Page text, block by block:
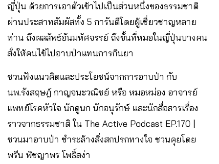
ญี่ปุ่น ด้วยการเอาตัวเข้าไปเป็นส่วนหนึ่งของธรรมชาติ
ผ่านประสาทสัมผัสทั้ง 5 การันตีโดยผู้เชี่ยวชาญหลาย
ท่าน ถึงผลลัพธ์อันมหัศจรรย์ ถึงขั้นที่หมอในญี่ปุ่นบางคน
สั่งให้คนไข้ไปอาบป่าแทนการกินยา
ชวนฟังแนวคิดและประโยชน์จากการอาบป่า กับ
นพ.รังสฤษฎ์ กาญจนะวณิชย์ หรือ หมอหม่อง อาจารย์
แพทย์โรคหัวใจ นักดูนก นักอนุรักษ์ และนักสื่อสารเรื่อง
ราวจากธรรมชาติ ใน The Active Podcast EP.170 |
ชวนมาอาบป่า ชำระล้างสิ่งสกปรกทางใจ ชวนคุยโดย
พรีน พิชญาพร โพธิ์สง่า